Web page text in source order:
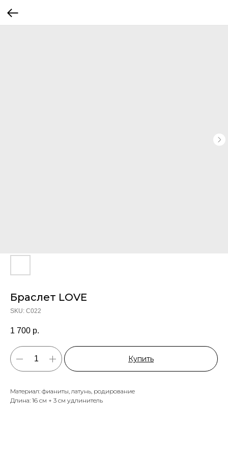
Браслет LOVE
SKU: C022
1 700 р.
Купить
Материал: фианиты, латунь, родирование
Длина: 16 см + 3 см удлинитель